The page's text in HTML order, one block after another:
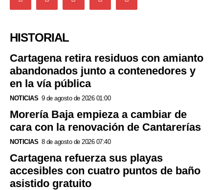
HISTORIAL
Cartagena retira residuos con amianto
abandonados junto a contenedores y
en la vía pública
NOTICIAS 9 de agosto de 2026 01:00
Morería Baja empieza a cambiar de
cara con la renovación de Cantarerías
NOTICIAS 8 de agosto de 2026 07:40
Cartagena refuerza sus playas
accesibles con cuatro puntos de baño
asistido gratuito